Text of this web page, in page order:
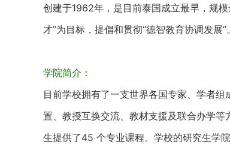
创建于1962年，是目前泰国成立最早，规
才”为目标，提倡和贯彻“德智教育协调发展”。
学院简介：
目前学校拥有了一支世界各国专家、学者
置、教授互换交流、教材支援及联合办学
生提供了45 个专业课程。学校的研究生学